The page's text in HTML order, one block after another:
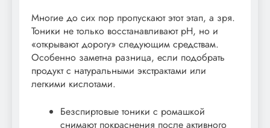
Многие до сих пор пропускают этот этап, а зря.
Тоники не только восстанавливают pH, но и
«открывают дорогу» следующим средствам.
Особенно заметна разница, если подобрать
продукт с натуральными экстрактами или
легкими кислотами.
Безспиртовые тоники с ромашкой
снимают покраснения после активного